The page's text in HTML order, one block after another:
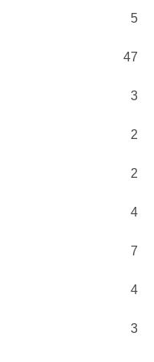
5
47
3
2
2
4
7
4
3